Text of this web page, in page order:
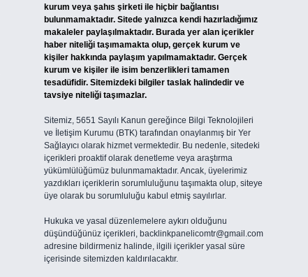
kurum veya şahıs şirketi ile hiçbir bağlantısı
bulunmamaktadır. Sitede yalnızca kendi hazırladığımız
makaleler paylaşılmaktadır. Burada yer alan içerikler
haber niteliği taşımamakta olup, gerçek kurum ve
kişiler hakkında paylaşım yapılmamaktadır. Gerçek
kurum ve kişiler ile isim benzerlikleri tamamen
tesadüfidir. Sitemizdeki bilgiler taslak halindedir ve
tavsiye niteliği taşımazlar.
Sitemiz, 5651 Sayılı Kanun gereğince Bilgi Teknolojileri
ve İletişim Kurumu (BTK) tarafından onaylanmış bir Yer
Sağlayıcı olarak hizmet vermektedir. Bu nedenle, sitedeki
içerikleri proaktif olarak denetleme veya araştırma
yükümlülüğümüz bulunmamaktadır. Ancak, üyelerimiz
yazdıkları içeriklerin sorumluluğunu taşımakta olup, siteye
üye olarak bu sorumluluğu kabul etmiş sayılırlar.
Hukuka ve yasal düzenlemelere aykırı olduğunu
düşündüğünüz içerikleri, backlinkpanelicomtr@gmail.com
adresine bildirmeniz halinde, ilgili içerikler yasal süre
içerisinde sitemizden kaldırılacaktır.